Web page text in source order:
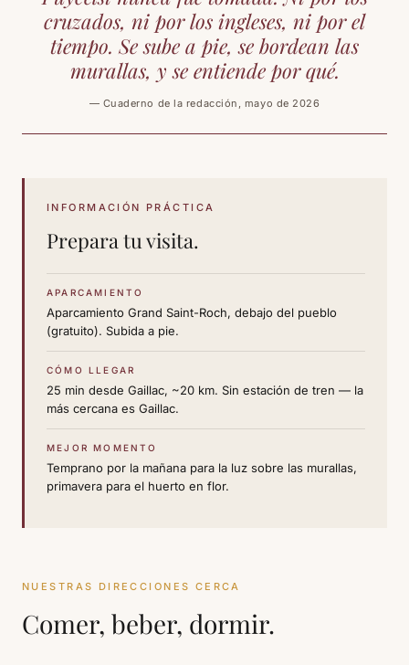
cruzados, ni por los ingleses, ni por el
tiempo. Se sube a pie, se bordean las
murallas, y se entiende por qué.
— Cuaderno de la redacción, mayo de 2026
INFORMACIÓN PRÁCTICA
Prepara tu visita.
APARCAMIENTO
Aparcamiento Grand Saint-Roch, debajo del pueblo
(gratuito). Subida a pie.
CÓMO LLEGAR
25 min desde Gaillac, ~20 km. Sin estación de tren — la
más cercana es Gaillac.
MEJOR MOMENTO
Temprano por la mañana para la luz sobre las murallas,
primavera para el huerto en flor.
NUESTRAS DIRECCIONES CERCA
Comer, beber, dormir.
terraza
panorámica,